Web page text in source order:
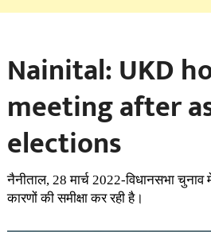
Nainital: UKD
meeting after
elections
नैनीताल, 28 मार्च 2022-विधानसभा चुनाव
कारणों की समीक्षा कर रही है।